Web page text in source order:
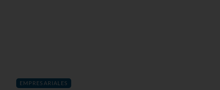
EMPRESARIALES